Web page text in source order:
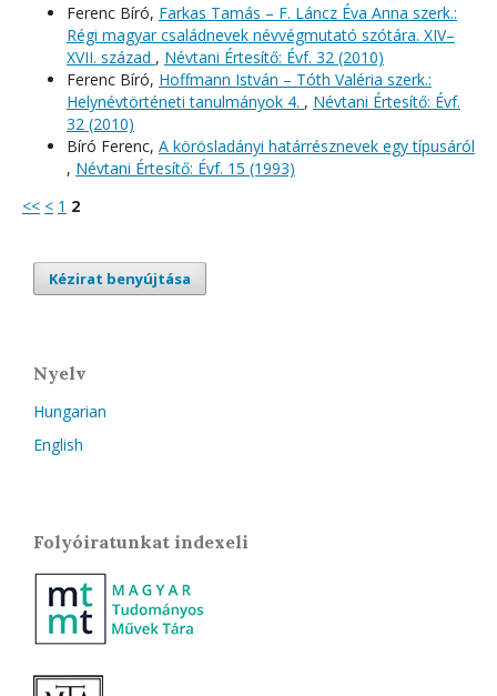
Ferenc Bíró, Farkas Tamás – F. Láncz Éva Anna szerk.:
Régi magyar családnevek névvégmutató szótára. XIV–
XVII. század , Névtani Értesítő: Évf. 32 (2010)
Ferenc Bíró, Hoffmann István – Tóth Valéria szerk.:
Helynévtörténeti tanulmányok 4. , Névtani Értesítő: Évf.
32 (2010)
Bíró Ferenc, A körösladányi határrésznevek egy típusáról
, Névtani Értesítő: Évf. 15 (1993)
<< < 1 2
Kézirat benyújtása
Nyelv
Hungarian
English
Folyóiratunkat indexeli